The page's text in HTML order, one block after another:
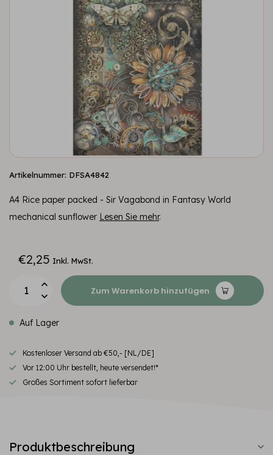
Artikelnummer: DFSA4842
A4 Rice paper packed - Sir Vagabond in Fantasy World
mechanical sunflower Lesen Sie mehr.
€2,25 Inkl. MwSt.
Zum Warenkorb hinzufügen
Auf Lager
Kostenloser Versand ab €50,- [NL/DE]
Vor 12:00 Uhr bestellt, heute versendet!*
Großes Sortiment sofort lieferbar
Produktbeschreibung